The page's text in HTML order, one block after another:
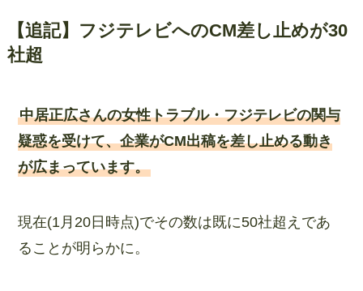
【追記】フジテレビへのCM差し止めが30
社超
中居正広さんの女性トラブル・フジテレビの関与
疑惑を受けて、企業がCM出稿を差し止める動き
が広まっています。
現在(1月20日時点)でその数は既に50社超えであ
ることが明らかに。